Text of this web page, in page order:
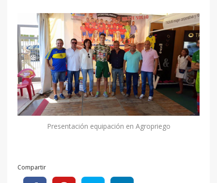
Presentación equipación en Agropriego
Compartir